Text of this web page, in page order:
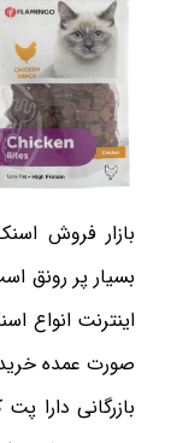
بازار فروش
بسیار پر رونق
اینترنت انواع
صورت عمده
بازرگانی دارا